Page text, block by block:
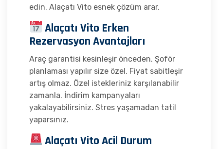
edin. Alaçatı Vito esnek çözüm arar.
Alaçatı Vito Erken
Rezervasyon Avantajları
Araç garantisi kesinleşir önceden. Şoför
planlaması yapılır size özel. Fiyat sabitleşir
artış olmaz. Özel istekleriniz karşılanabilir
zamanla. İndirim kampanyaları
yakalayabilirsiniz. Stres yaşamadan tatil
yaparsınız.
Alaçatı Vito Acil Durum